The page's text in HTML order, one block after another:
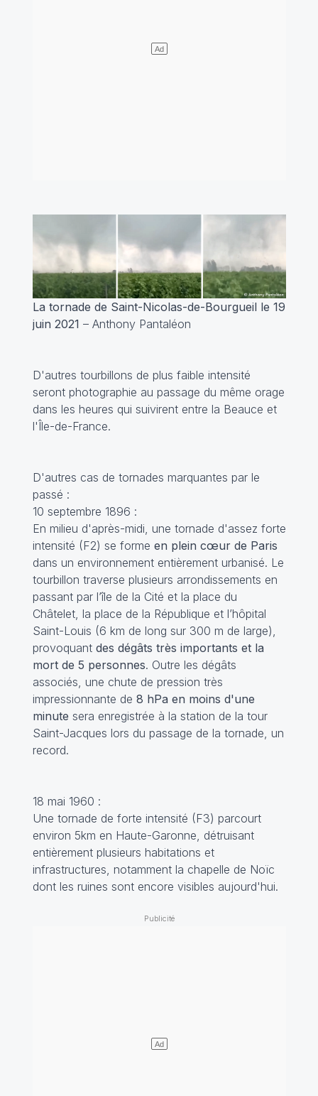
La tornade de Saint-Nicolas-de-Bourgueil le 19
juin 2021 – Anthony Pantaléon
D'autres tourbillons de plus faible intensité
seront photographie au passage du même orage
dans les heures qui suivirent entre la Beauce et
l'Île-de-France.
D'autres cas de tornades marquantes par le
passé :
10 septembre 1896 :
En milieu d'après-midi, une tornade d'assez forte
intensité (F2) se forme en plein cœur de Paris
dans un environnement entièrement urbanisé. Le
tourbillon traverse plusieurs arrondissements en
passant par l’île de la Cité et la place du
Châtelet, la place de la République et l’hôpital
Saint-Louis (6 km de long sur 300 m de large),
provoquant des dégâts très importants et la
mort de 5 personnes. Outre les dégâts
associés, une chute de pression très
impressionnante de 8 hPa en moins d'une
minute sera enregistrée à la station de la tour
Saint-Jacques lors du passage de la tornade, un
record.
18 mai 1960 :
Une tornade de forte intensité (F3) parcourt
environ 5km en Haute-Garonne, détruisant
entièrement plusieurs habitations et
infrastructures, notamment la chapelle de Noïc
dont les ruines sont encore visibles aujourd'hui.